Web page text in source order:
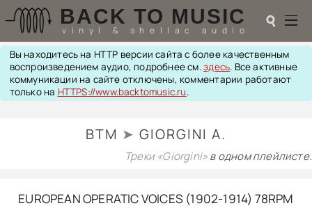
BACK TO MUSIC
vinyl & shellac audio ☌
☌
UPGRADES
МУЗЫКА
Вы находитесь на HTTP версии сайта с более качественным
воспроизведением аудио, подробнее см.здесь. Все активные
коммуникации на сайте отключены, комментарии работают
только на HTTPS://www.backtomusic.ru.
BTM ➤ GIORGINI A.
Треки «Giorgini»в одном плейлисте.
EUROPEAN OPERATIC VOICES (1902-1914) 78RPM